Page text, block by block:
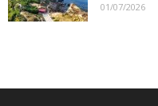
01/07/2026